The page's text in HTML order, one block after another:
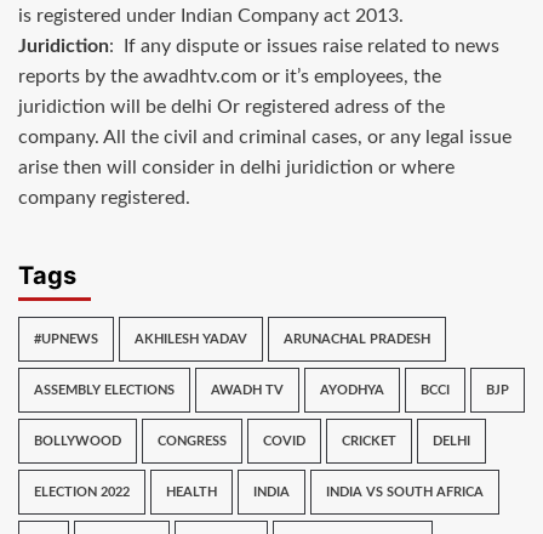
is registered under Indian Company act 2013.
Juridiction: If any dispute or issues raise related to news
reports by the awadhtv.com or it’s employees, the
juridiction will be delhi Or registered adress of the
company. All the civil and criminal cases, or any legal issue
arise then will consider in delhi juridiction or where
company registered.
Tags
#UPNEWS AKHILESH YADAV ARUNACHAL PRADESH
ASSEMBLY ELECTIONS AWADH TV AYODHYA BCCI BJP
BOLLYWOOD CONGRESS COVID CRICKET DELHI
ELECTION 2022 HEALTH INDIA INDIA VS SOUTH AFRICA